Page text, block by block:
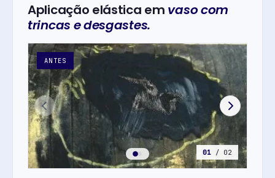
Aplicação elástica em vaso com
trincas e desgastes.
ANTES
01/ 02